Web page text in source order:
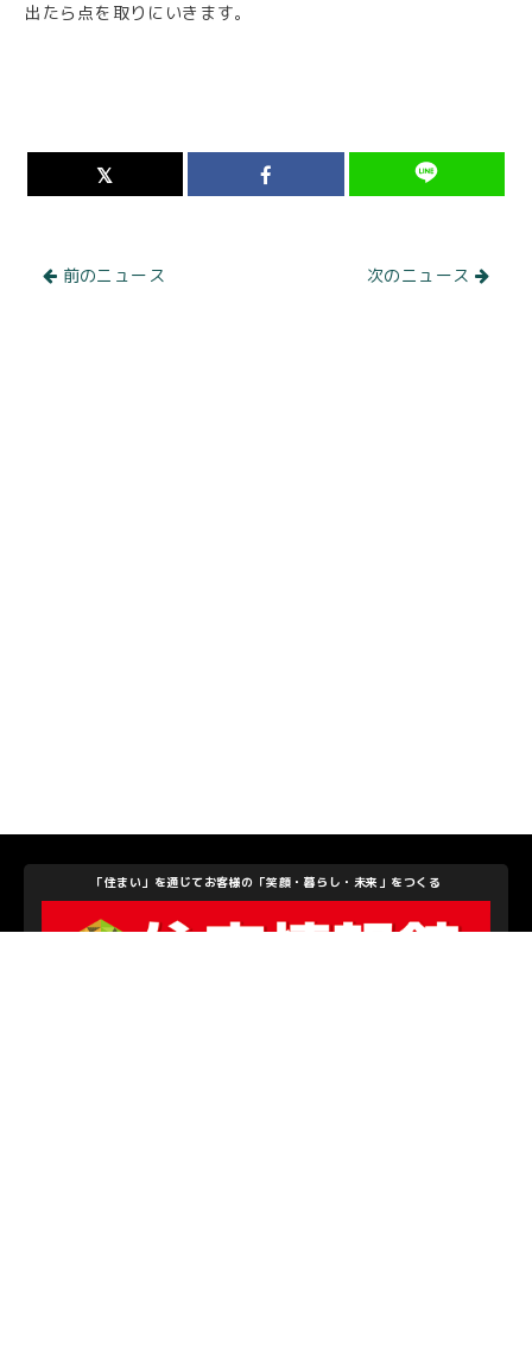
出たら点を取りにいきます。
前のニュース 次のニュース
「住まい」を通じてお客様の「笑顔・暮らし・未来」をつくる